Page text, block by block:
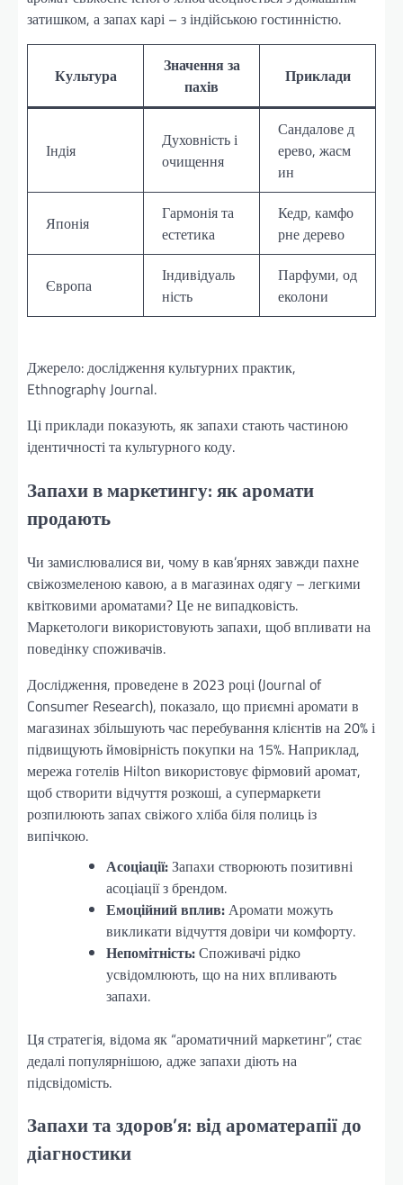
затишком, а запах карі – з індійською гостинністю.
Культура
Значення за
пахів
Приклади
Індія
Духовність і
очищення
Сандалове д
ерево, жасм
ин
Японія
Гармонія та
естетика
Кедр, камфо
рне дерево
Європа
Індивідуаль
ність
Парфуми, од
еколони
Джерело: дослідження культурних практик,
Ethnography Journal.
Ці приклади показують, як запахи стають частиною
ідентичності та культурного коду.
Запахи в маркетингу: як аромати
продають
Чи замислювалися ви, чому в кав’ярнях завжди пахне
свіжозмеленою кавою, а в магазинах одягу – легкими
квітковими ароматами? Це не випадковість.
Маркетологи використовують запахи, щоб впливати на
поведінку споживачів.
Дослідження, проведене в 2023 році (Journal of
Consumer Research), показало, що приємні аромати в
магазинах збільшують час перебування клієнтів на 20% і
підвищують ймовірність покупки на 15%. Наприклад,
мережа готелів Hilton використовує фірмовий аромат,
щоб створити відчуття розкоші, а супермаркети
розпилюють запах свіжого хліба біля полиць із
випічкою.
Асоціації:Запахи створюють позитивні
асоціації з брендом.
Емоційний вплив:Аромати можуть
викликати відчуття довіри чи комфорту.
Непомітність:Споживачі рідко
усвідомлюють, що на них впливають
запахи.
Ця стратегія, відома як “ароматичний маркетинг”, стає
дедалі популярнішою, адже запахи діють на
підсвідомість.
Запахи та здоров’я: від ароматерапії до
діагностики